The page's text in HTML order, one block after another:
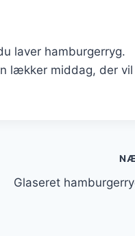
laver hamburgerryg.
lækker middag, der vil
Glaseret